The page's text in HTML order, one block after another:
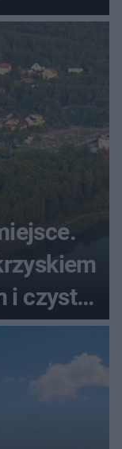
i czystą